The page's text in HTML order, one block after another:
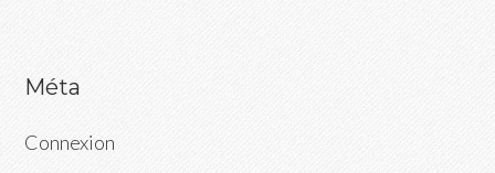
Méta
Connexion